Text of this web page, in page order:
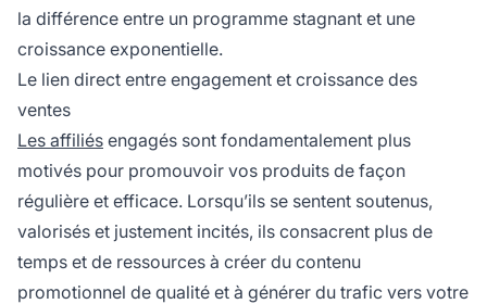
la différence entre un programme stagnant et une
croissance exponentielle.
Le lien direct entre engagement et croissance des
ventes
Les affiliés engagés sont fondamentalement plus
motivés pour promouvoir vos produits de façon
régulière et efficace. Lorsqu’ils se sentent soutenus,
valorisés et justement incités, ils consacrent plus de
temps et de ressources à créer du contenu
promotionnel de qualité et à générer du trafic vers votre